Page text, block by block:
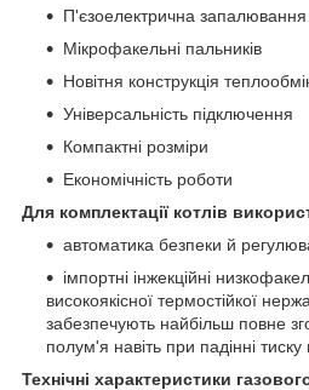
П'єзоелектрична запалювання
Мікрофакельні пальників
Новітня конструкція
Універсальність підключення
Компактні розміри
Економічність роботи
Для комплектації котлів
автоматика безпеки й
імпортні інжекційні
високоякісної термостійкої
забезпечують найбільш повне
полум'я навіть при падінні
Технічні характеристики